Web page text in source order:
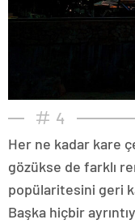
4
Her ne kadar kare
gözükse de farklı
popülaritesini geri
Başka hiçbir